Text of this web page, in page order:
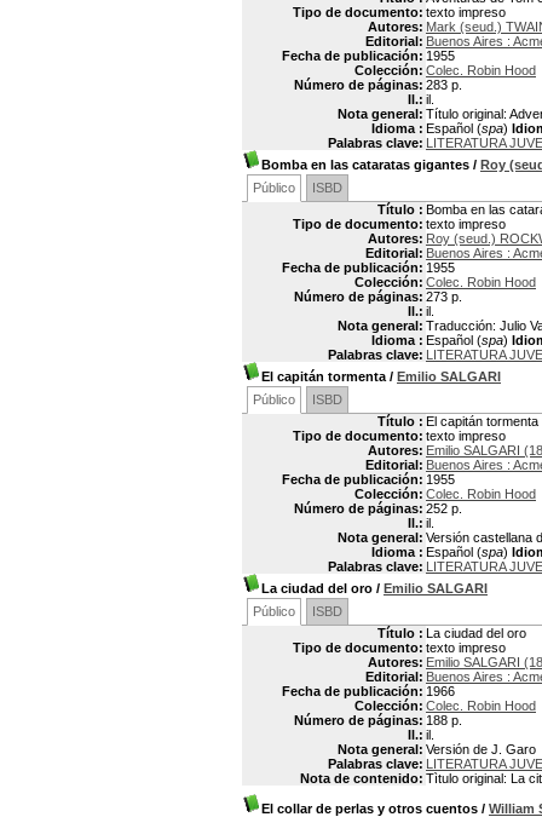
Tipo de documento: texto impreso
Autores: Mark (seud.)
Editorial: Buenos Aires :
Fecha de publicación: 1955
Colección: Colec. Robin Hood
Número de páginas: 283 p.
Il.: il.
Nota general: Título original:
Idioma : Español (spa)
Palabras clave: LITERATURA
Bomba en las cataratas gigantes / Roy
Público
ISBD
Título : Bomba en las
Tipo de documento: texto impreso
Autores: Roy (seud.)
Editorial: Buenos Aires :
Fecha de publicación: 1955
Colección: Colec. Robin Hood
Número de páginas: 273 p.
Il.: il.
Nota general: Traducción: Julio
Idioma : Español (spa)
Palabras clave: LITERATURA
El capitán tormenta / Emilio SALGARI
Público
ISBD
Título : El capitán tormenta
Tipo de documento: texto impreso
Autores: Emilio SALGARI
Editorial: Buenos Aires :
Fecha de publicación: 1955
Colección: Colec. Robin Hood
Número de páginas: 252 p.
Il.: il.
Nota general: Versión castellana
Idioma : Español (spa)
Palabras clave: LITERATURA
La ciudad del oro / Emilio SALGARI
Público
ISBD
Título : La ciudad del oro
Tipo de documento: texto impreso
Autores: Emilio SALGARI
Editorial: Buenos Aires :
Fecha de publicación: 1966
Colección: Colec. Robin Hood
Número de páginas: 188 p.
Il.: il.
Nota general: Versión de J. Garo
Palabras clave: LITERATURA
Nota de contenido: Tìtulo original: La
El collar de perlas y otros cuentos / William